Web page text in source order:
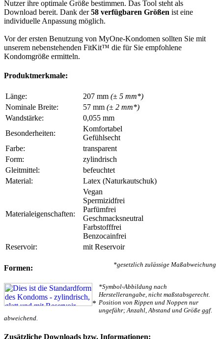
Nutzer ihre optimale Größe bestimmen. Das Tool steht als
Download bereit. Dank der58 verfügbaren Größen ist eine
individuelle Anpassung möglich.
Vor der ersten Benutzung von MyOne-Kondomen sollten Sie mit
unserem nebenstehenden FitKit™ die für Sie empfohlene
Kondomgröße ermitteln.
Produktmerkmale:
Länge: 207 mm (± 5 mm*)
Nominale Breite:
57 mm (± 2 mm*)
Wandstärke:
0,055 mm
Besonderheiten:
Komfortabel
Gefühlsecht
Farbe:
transparent
Form:
zylindrisch
Gleitmittel:
befeuchtet
Material:
Latex (Naturkautschuk)
Materialeigenschaften:
Vegan
Spermizidfrei
Parfümfrei
Geschmacksneutral
Farbstofffrei
Benzocainfrei
Reservoir:
mit Reservoir
*gesetzlich zulässige Maßabweichung
Formen:
*
*Symbol-Abbildung nach
Herstellerangabe, nicht maßstabsgerecht.
Position von Rippen und Noppen nur
ungefähr; Anzahl, Abstand und Größe ggf.
abweichend.
Zusätzliche Downloads bzw. Informationen: